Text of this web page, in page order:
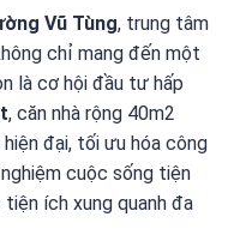
Vũ Tùng, trung tâm
chỉ mang đến một
là cơ hội đầu tư hấp
, căn nhà rộng 40m2
đại, tối ưu hóa công
cuộc sống tiện
ích xung quanh đa